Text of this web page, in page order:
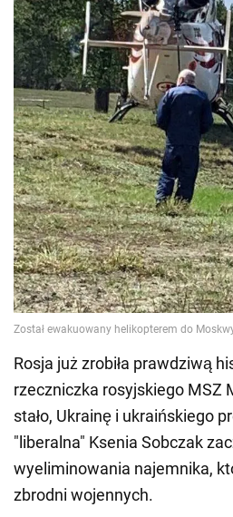
Rosja już zrobiła prawdziwą
rzeczniczka rosyjskiego MSZ
stało, Ukrainę i ukraińskiego
"liberalna" Ksenia Sobczak
wyeliminowania najemnika,
zbrodni wojennych.